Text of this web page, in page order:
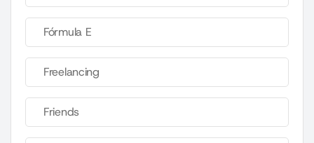
Fórmula E
Freelancing
Friends